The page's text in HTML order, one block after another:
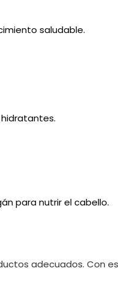
saludable.
para nutrir el cabello.
adecuados. Con